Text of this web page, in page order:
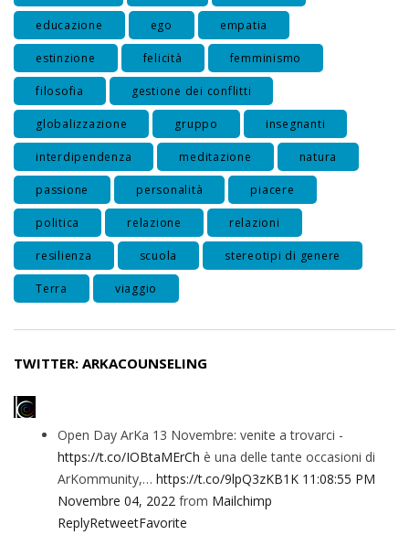
educazione ego empatia
estinzione felicità femminismo
filosofia gestione dei conflitti
globalizzazione gruppo insegnanti
interdipendenza meditazione natura
passione personalità piacere
politica relazione relazioni
resilienza scuola stereotipi di genere
Terra viaggio
TWITTER: ARKACOUNSELING
Open Day ArKa 13 Novembre: venite a trovarci -
https://t.co/IOBtaMErCh è una delle tante occasioni di
ArKommunity,… https://t.co/9lpQ3zKB1K 11:08:55 PM
Novembre 04, 2022 from Mailchimp
ReplyRetweetFavorite